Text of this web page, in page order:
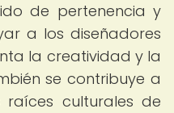
de pertenencia y
a los diseñadores
la creatividad y la
se contribuye a
culturales de